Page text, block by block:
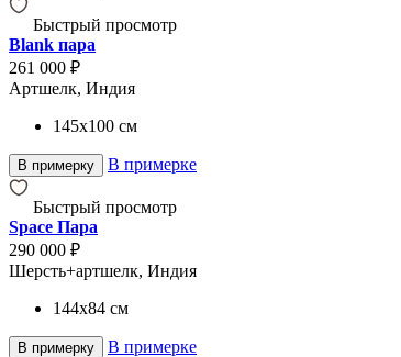
Быстрый просмотр
Blank пара
261 000 ₽
Артшелк, Индия
145x100 см
В примерку В примерке
Быстрый просмотр
Space Пара
290 000 ₽
Шерсть+артшелк, Индия
144x84 см
В примерку В примерке